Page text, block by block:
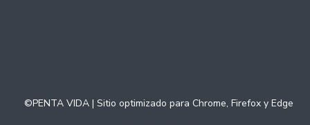
©PENTA VIDA | Sitio optimizado para Chrome, Firefox y Edge